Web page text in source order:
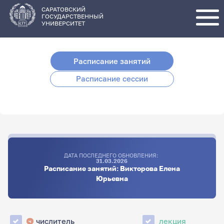
основному
содержанию
САРАТОВСКИЙ
ГОСУДАРСТВЕННЫЙ
УНИВЕРСИТЕТ
Расписание занятий
Расписание сессии
ДАТА ПОСЛЕДНЕГО ОБНОВЛЕНИЯ:
31.03.2026
Расписание занятий: Викторова Елена
Юрьевна
ч числитель
лекция